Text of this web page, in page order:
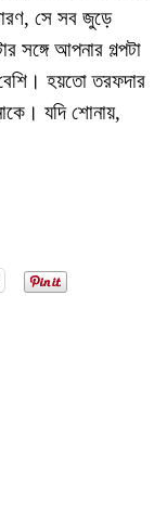
সে সব জুড়ে
সঙ্গে আপনার গল্পটা
হয়তো তরফদার
যদি শোনায়,